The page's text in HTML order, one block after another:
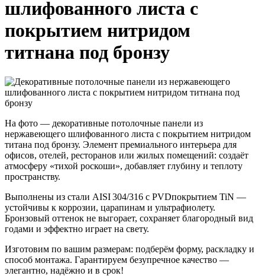
шлифованного листа с
покрытием нитридом
титнана под бронзу
На фото — декоративные потолочные панели из
нержавеющего шлифованного листа с покрытием нитридом
титана под бронзу. Элемент премиального интерьера для
офисов, отелей, ресторанов или жилых помещений: создаёт
атмосферу «тихой роскоши», добавляет глубину и теплоту
пространству.
Выполнены из стали AISI 304/316 с PVDпокрытием TiN —
устойчивы к коррозии, царапинам и ультрафиолету.
Бронзовый оттенок не выгорает, сохраняет благородный вид
годами и эффектно играет на свету.
Изготовим по вашим размерам: подберём форму, раскладку и
способ монтажа. Гарантируем безупречное качество —
элегантно, надёжно и в срок!